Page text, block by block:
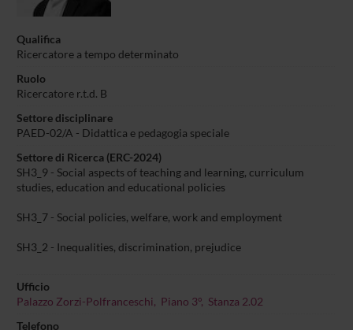
Qualifica
Ricercatore a tempo determinato
Ruolo
Ricercatore r.t.d. B
Settore disciplinare
PAED-02/A - Didattica e pedagogia speciale
Settore di Ricerca (ERC-2024)
SH3_9 - Social aspects of teaching and learning, curriculum
studies, education and educational policies
SH3_7 - Social policies, welfare, work and employment
SH3_2 - Inequalities, discrimination, prejudice
Ufficio
Palazzo Zorzi-Polfranceschi, Piano 3°, Stanza 2.02
Telefono